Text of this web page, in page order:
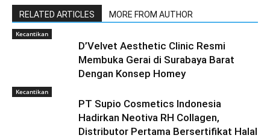
RELATED ARTICLES MORE FROM AUTHOR
Kecantikan
D’Velvet Aesthetic Clinic Resmi
Membuka Gerai di Surabaya Barat
Dengan Konsep Homey
Kecantikan
PT Supio Cosmetics Indonesia
Hadirkan Neotiva RH Collagen,
Distributor Pertama Bersertifikat Halal